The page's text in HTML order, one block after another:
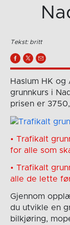
Tekst: britt
Haslum HK
grunnkurs i
prisen er
• Trafikalt
for alle som
• Trafikalt
alle de lette
Gjennom
du utvikle en
bilkjøring,